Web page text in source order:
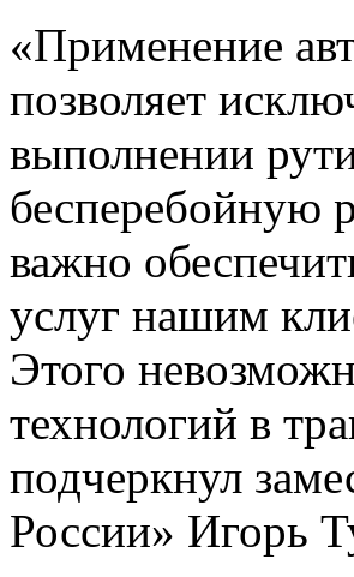
«Применение
позволяет
выполнении
бесперебойную
важно
услуг нашим
Этого
технологий в
подчеркнул
России» Игорь